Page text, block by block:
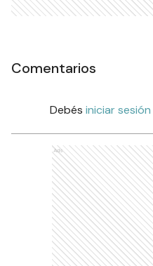
Comentarios
Debés iniciar sesión
Ads